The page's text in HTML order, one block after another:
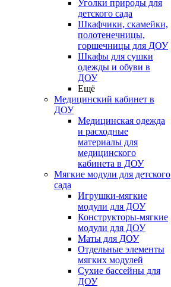
Уголки природы для
детского сада
Шкафчики, скамейки,
полотенечницы,
горшечницы для ДОУ
Шкафы для сушки
одежды и обуви в
ДОУ
Ещё
Медицинский кабинет в
ДОУ
Медицинская одежда
и расходные
материалы для
медицинского
кабинета в ДОУ
Мягкие модули для детского
сада
Игрушки-мягкие
модули для ДОУ
Конструкторы-мягкие
модули для ДОУ
Маты для ДОУ
Отдельные элементы
мягких модулей
Сухие бассейны для
ДОУ